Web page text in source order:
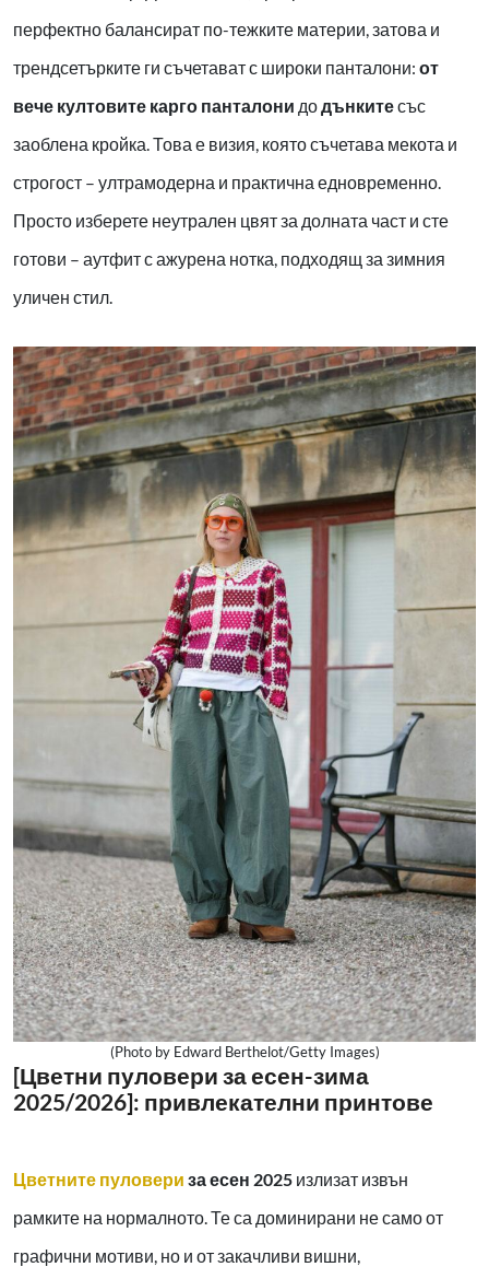
перфектно балансират по-тежките материи, затова и
трендсетърките ги съчетават с широки панталони: от
вече култовите карго панталони додънкитесъс
заоблена кройка. Това е визия, която съчетава мекота и
строгост – ултрамодерна и практична едновременно.
Просто изберете неутрален цвят за долната част и сте
готови – аутфит с ажурена нотка, подходящ за зимния
уличен стил.
(Photo by Edward Berthelot/Getty Images)
[Цветни пуловери за есен-зима
2025/2026]: привлекателни принтове
Цветните пуловери за есен 2025 излизат извън
рамките на нормалното. Те са доминирани не само от
графични мотиви, но и от закачливи вишни,